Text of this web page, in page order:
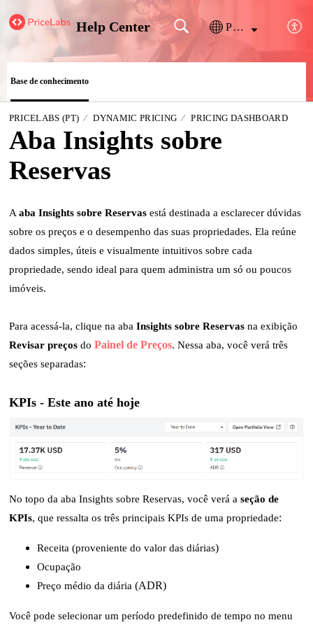
Help Center Português
Base de conhecimento
PRICELABS (PT) DYNAMIC PRICING PRICING DASHBOARD
Aba Insights sobre
Reservas
A aba Insights sobre Reservasestá destinada a esclarecer dúvidas
sobre os preços e o desempenho das suas propriedades. Ela reúne
dados simples, úteis e visualmente intuitivos sobre cada
propriedade, sendo ideal para quem administra um só ou poucos
imóveis.
Para acessá-la, clique na aba Insights sobre Reservasna exibição
Revisar preçosdo Painel de Preços. Nessa aba, você verá três
seções separadas:
KPIs - Este ano até hoje
No topo da aba Insights sobre Reservas, você verá a seção de
KPIs, que ressalta os três principais KPIs de uma propriedade:
Receita (proveniente do valor das diárias)
Ocupação
Preço médio da diária (ADR)
Você pode selecionar um período predefinido de tempo no menu